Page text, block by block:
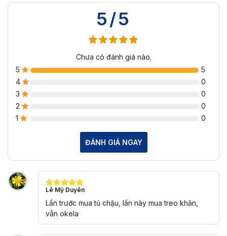
5/5
Chưa có đánh giá nào.
5
5
4
0
3
0
2
0
1
0
ĐÁNH GIÁ NGAY
Được xếp
hạng
5
sao
Lê Mỹ Duyên
Lần trước mua tủ chậu, lần này mua treo khăn,
vẫn okela